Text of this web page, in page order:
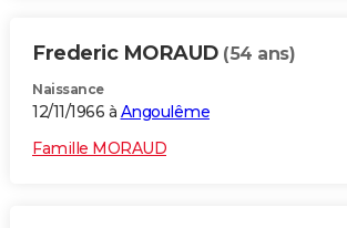
Frederic MORAUD (54 ans)
Naissance
12/11/1966 à Angoulême
Famille MORAUD